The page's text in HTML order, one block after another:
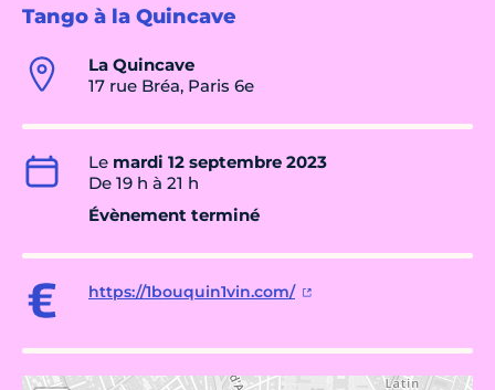
Tango à la Quincave
La Quincave
17 rue Bréa, Paris 6e
Le mardi 12 septembre 2023
De 19 h à 21 h
Évènement terminé
https://1bouquin1vin.com/